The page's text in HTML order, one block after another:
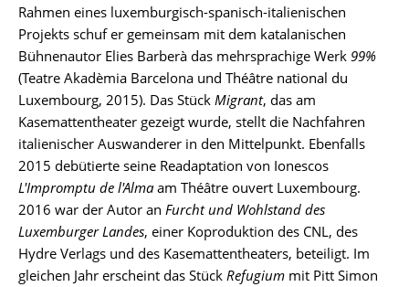
Rahmen eines luxemburgisch-spanisch-italienischen
Projekts schuf er gemeinsam mit dem katalanischen
Bühnenautor Elies Barberà das mehrsprachige Werk 99%
(Teatre Akadèmia Barcelona und Théâtre national du
Luxembourg, 2015). Das Stück Migrant, das am
Kasemattentheater gezeigt wurde, stellt die Nachfahren
italienischer Auswanderer in den Mittelpunkt. Ebenfalls
2015 debütierte seine Readaptation von Ionescos
L'Impromptu de l'Almaam Théâtre ouvert Luxembourg.
2016 war der Autor an Furcht und Wohlstand des
Luxemburger Landes, einer Koproduktion des CNL, des
Hydre Verlags und des Kasemattentheaters, beteiligt. Im
gleichen Jahr erscheint das Stück Refugium mit Pitt Simon